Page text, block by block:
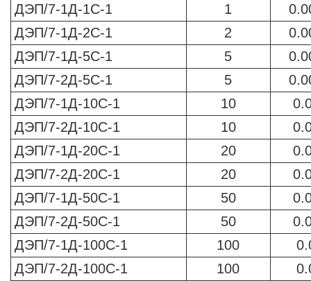
ДЭП/7-1Д-1С-1
1
ДЭП/7-1Д-2С-1
2
ДЭП/7-1Д-5С-1
5
ДЭП/7-2Д-5С-1
5
ДЭП/7-1Д-10С-1
10
ДЭП/7-2Д-10С-1
10
ДЭП/7-1Д-20С-1
20
ДЭП/7-2Д-20С-1
20
ДЭП/7-1Д-50С-1
50
ДЭП/7-2Д-50С-1
50
ДЭП/7-1Д-100С-1
100
ДЭП/7-2Д-100С-1
100